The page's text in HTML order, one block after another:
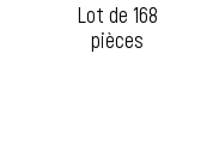
Lot de 168
pièces